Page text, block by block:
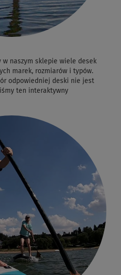
naszym sklepie wiele desek
marek, rozmiarów i typów.
odpowiedniej deski nie jest
ten interaktywny